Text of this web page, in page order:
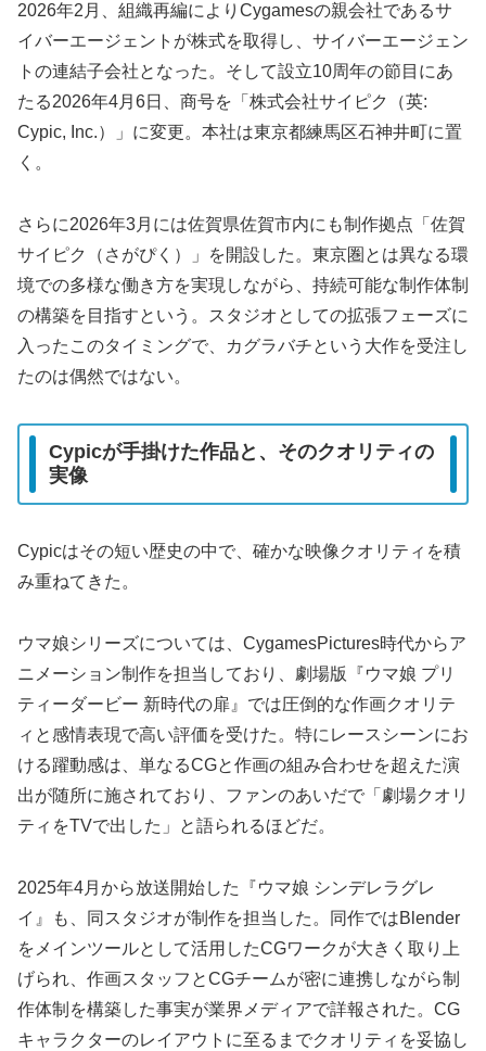
2026年2月、組織再編によりCygamesの親会社であるサ
イバーエージェントが株式を取得し、サイバーエージェン
トの連結子会社となった。そして設立10周年の節目にあ
たる2026年4月6日、商号を「株式会社サイピク（英:
Cypic, Inc.）」に変更。本社は東京都練馬区石神井町に置
く。
さらに2026年3月には佐賀県佐賀市内にも制作拠点「佐賀
サイピク（さがぴく）」を開設した。東京圏とは異なる環
境での多様な働き方を実現しながら、持続可能な制作体制
の構築を目指すという。スタジオとしての拡張フェーズに
入ったこのタイミングで、カグラバチという大作を受注し
たのは偶然ではない。
Cypicが手掛けた作品と、そのクオリティの
実像
Cypicはその短い歴史の中で、確かな映像クオリティを積
み重ねてきた。
ウマ娘シリーズについては、CygamesPictures時代からア
ニメーション制作を担当しており、劇場版『ウマ娘 プリ
ティーダービー 新時代の扉』では圧倒的な作画クオリテ
ィと感情表現で高い評価を受けた。特にレースシーンにお
ける躍動感は、単なるCGと作画の組み合わせを超えた演
出が随所に施されており、ファンのあいだで「劇場クオリ
ティをTVで出した」と語られるほどだ。
2025年4月から放送開始した『ウマ娘 シンデレラグレ
イ』も、同スタジオが制作を担当した。同作ではBlender
をメインツールとして活用したCGワークが大きく取り上
げられ、作画スタッフとCGチームが密に連携しながら制
作体制を構築した事実が業界メディアで詳報された。CG
キャラクターのレイアウトに至るまでクオリティを妥協し